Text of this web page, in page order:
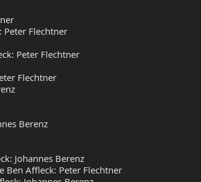
Flechtner
Peter Flechtner
Flechtner
Berenz
Johannes Berenz
Ben Affleck: Peter Flechtner